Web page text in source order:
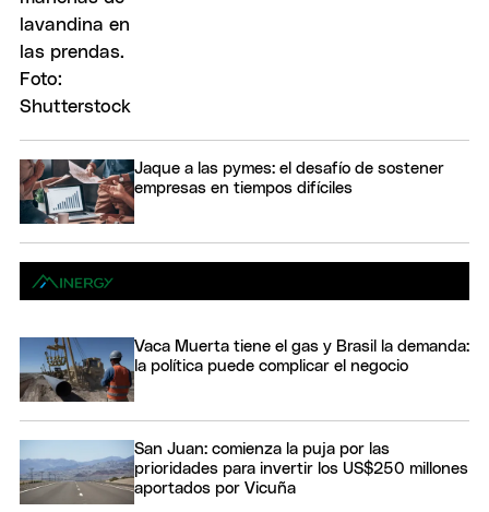
Jaque a las pymes: el desafío de sostener
empresas en tiempos difíciles
Vaca Muerta tiene el gas y Brasil la demanda:
la política puede complicar el negocio
San Juan: comienza la puja por las
prioridades para invertir los US$250 millones
aportados por Vicuña